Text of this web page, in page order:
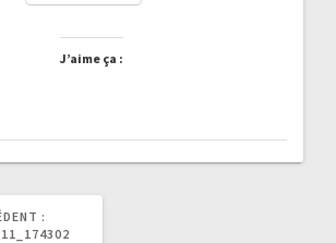
J’aime ça :
:
PRÉCÉDENT